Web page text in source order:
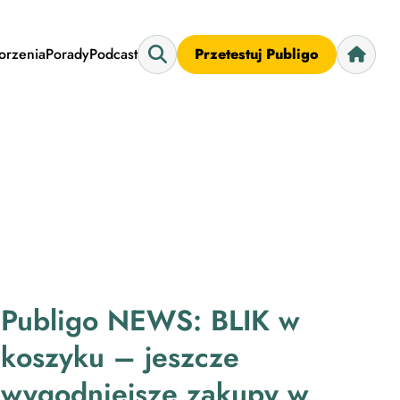
PoradyPodcast Przetestuj Publigo
Publigo NEWS: BLIK w
koszyku – jeszcze